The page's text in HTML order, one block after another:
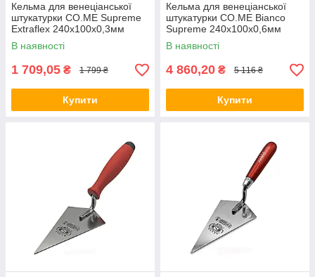
Кельма для венеціанської
штукатурки CO.ME Supreme
Extraflex 240x100x0,3мм
В наявності
1 709,05 ₴ 1 799 ₴
Купити
Кельма для венеціанської
штукатурки CO.ME Bianco
Supreme 240x100x0,6мм
В наявності
4 860,20 ₴ 5 116 ₴
Купити